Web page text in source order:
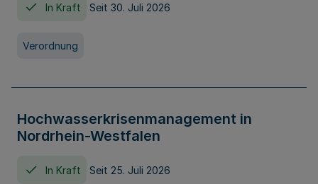
In Kraft Seit 30. Juli 2026
Verordnung
Hochwasserkrisenmanagement in
Nordrhein-Westfalen
In Kraft Seit 25. Juli 2026